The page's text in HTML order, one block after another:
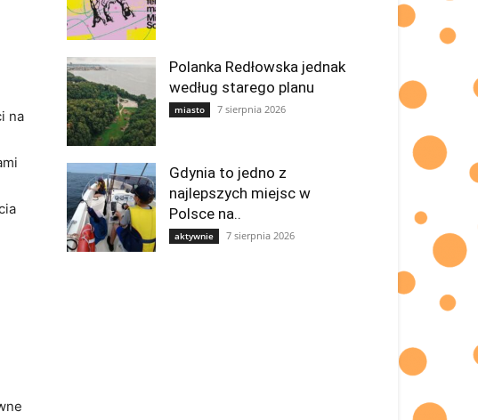
na
Polanka Redłowska jednak
według starego planu
miasto 7 sierpnia 2026
Gdynia to jedno z
najlepszych miejsc w
Polsce na..
aktywnie 7 sierpnia 2026